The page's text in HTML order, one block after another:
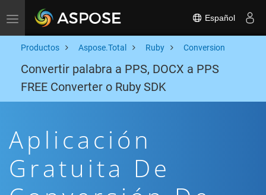
Toggle navigation Español
Productos Aspose.Total Ruby Conversion
Convertir palabra a PPS, DOCX a PPS
FREE Converter o Ruby SDK
Aplicación
Gratuita De